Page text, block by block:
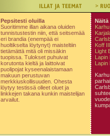
Pepsitesti oluilla
Suoritimme illan aikana oluiden
tunnistustestin niin, että seitsemää
eri brandia (enempää ei
huoltikselta löytynyt) maisteltiin
tietämättä mitä oli missäkin
tuopissa. Tulokset puhuivat
korutonta kieltä ja laittoivat
puolipojat kyseenalaistamaan
makuun perustuvan
merkkiuskollisuuden. Ohesta
löytyy testissä olleet oluet ja
linkkejen takana kunkin maistelijan
arvailut.
Näitä
Koff III
Light
Lapin
Lapin